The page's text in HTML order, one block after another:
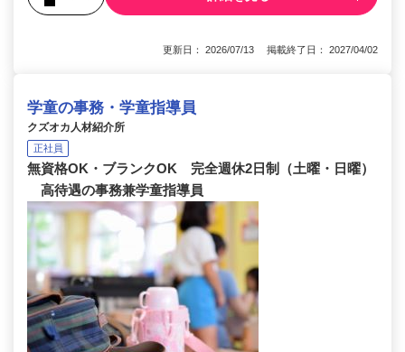
更新日： 2026/07/13 掲載終了日： 2027/04/02
学童の事務・学童指導員
クズオカ人材紹介所
正社員
無資格OK・ブランクOK 完全週休2日制（土曜・日曜）
高待遇の事務兼学童指導員